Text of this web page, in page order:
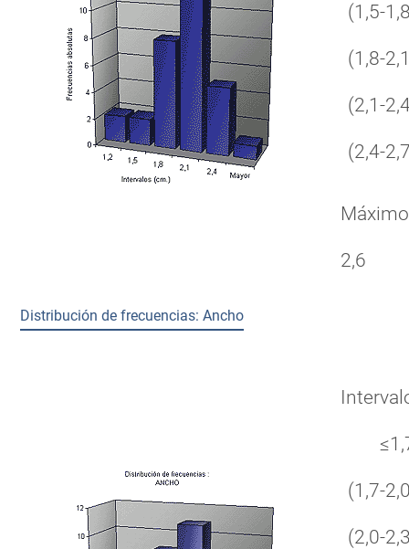
(1,5-
(1,8-
(2,1-
(2,4-
Máximo
2,6
Distribución de frecuencias: Ancho
(1,7-
(2,0-